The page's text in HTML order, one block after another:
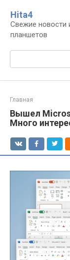
контенту
Нita4
Свежие новости
планшетов
Поиск:
Главная
Вышел
Много